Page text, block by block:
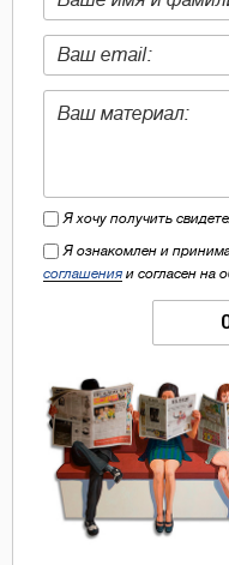
Я хочу получить
Я ознакомлен и
соглашения и согласен на